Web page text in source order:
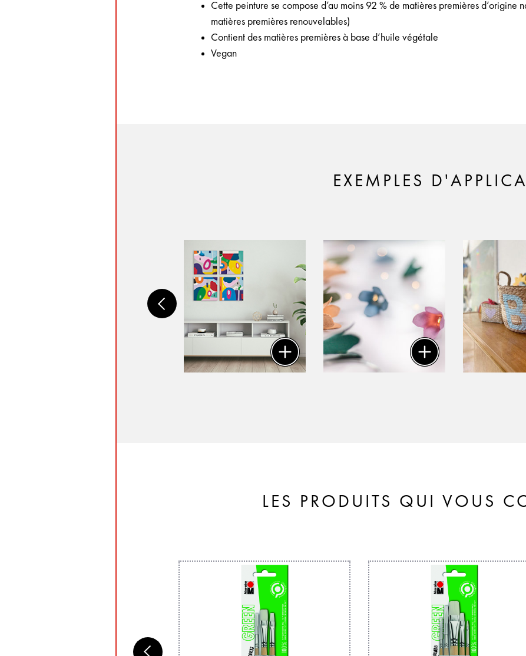
Cette peinture se compose d’au moins 92 % de matières premières d’origine
matières premières renouvelables)
Contient des matières premières à base d’huile végétale
Vegan
EXEMPLES
LES PRODUITS QUI VOUS